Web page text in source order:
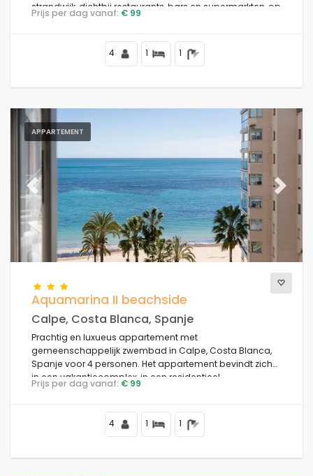
strandwijk, dichtbij restaurants, bars en supermarkten, op
1 km van het strand Playa de la Fosa en 0,5 km van de
Prijs per dag vanaf: € 99
4 1 1
APPARTEMENT
Previous Next
Aquamarina II beachside
Calpe, Costa Blanca, Spanje
Prachtig en luxueus appartement met
gemeenschappelijk zwembad in Calpe, Costa Blanca,
Spanje voor 4 personen. Het appartement bevindt zich
in een vakantiecomplex, in een residentieel
strandgebied, dicht bij restaurants en bars, winkels en
van de Middellandse Zee.
Prijs per dag vanaf: € 99
4 1 1